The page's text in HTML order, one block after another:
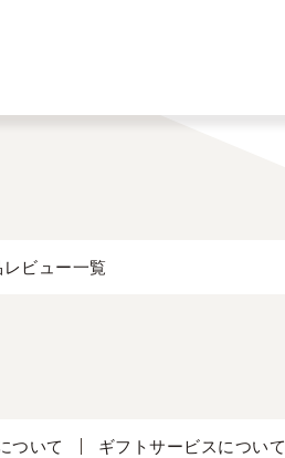
レビュー一覧
ついて ギフトサービスについて